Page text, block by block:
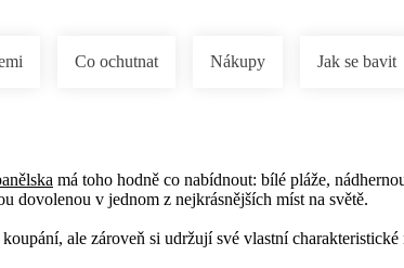
Co ochutnat Nákupy Jak se bavit
má toho hodně co nabídnout: bílé pláže,
dovolenou v jednom z nejkrásnějších míst na světě.
ale zároveň si udržují své vlastní charakteristické